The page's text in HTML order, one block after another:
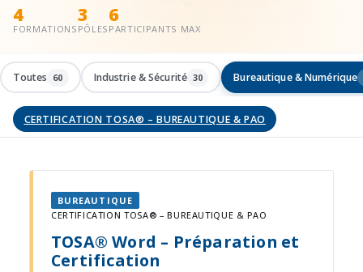
4
FORMATIONS
3
PÔLES
6
PARTICIPANTS MAX
Toutes 60 Industrie & Sécurité 30 Bureautique & Numérique
CERTIFICATION TOSA® – BUREAUTIQUE & PAO
BUREAUTIQUE
CERTIFICATION TOSA® – BUREAUTIQUE & PAO
TOSA® Word – Préparation et
Certification